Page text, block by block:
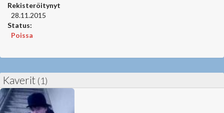
Rekisteröitynyt
28.11.2015
Status:
Poissa
Kaverit (1)